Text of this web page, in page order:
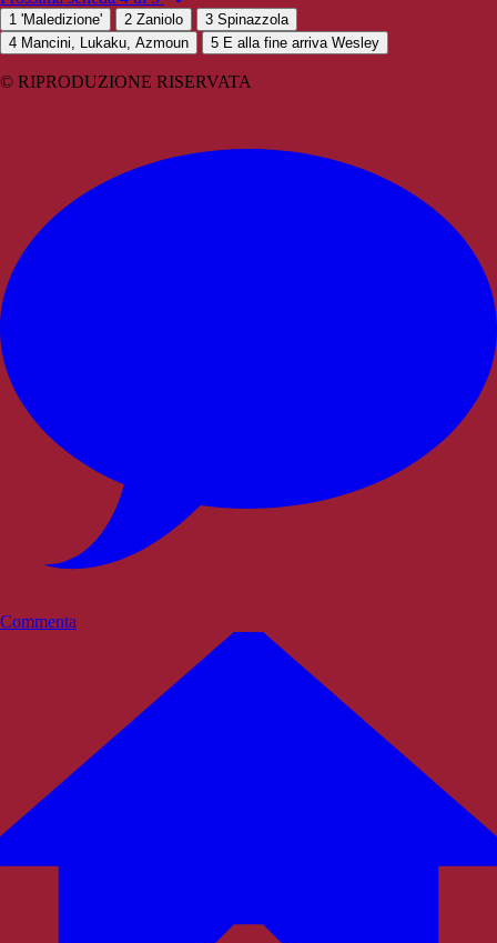
1 'Maledizione' 2 Zaniolo 3 Spinazzola
4 Mancini, Lukaku, Azmoun 5 E alla fine arriva Wesley
© RIPRODUZIONE RISERVATA
Commenta